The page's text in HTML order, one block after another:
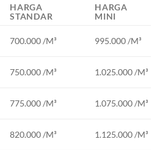
HARGA
STANDAR
HARGA
MINI
700.000 /M³ 995.000 /M³
750.000 /M³ 1.025.000 /M³
775.000 /M³ 1.075.000 /M³
820.000 /M³ 1.125.000 /M³